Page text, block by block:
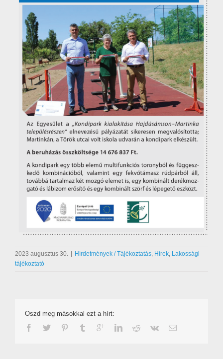
2023 augusztus 30. | Hírdetmények / Tájékoztatás, Hírek, Lakossági
tájékoztató
Oszd meg másokkal ezt a hírt: